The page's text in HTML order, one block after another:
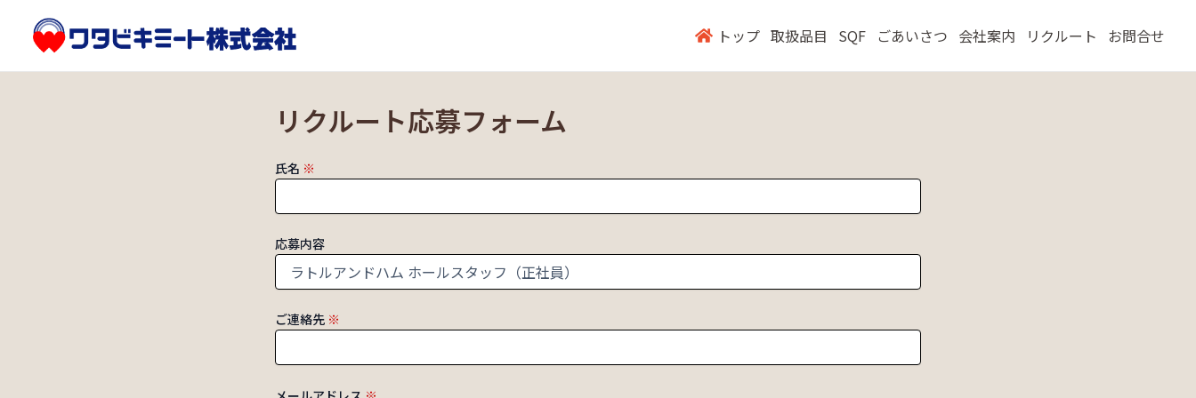
トップ 取扱品目 SQF ごあいさつ 会社案内 リクルート お問合せ
リクルート応募フォーム
氏名 ※
応募内容
ご連絡先 ※